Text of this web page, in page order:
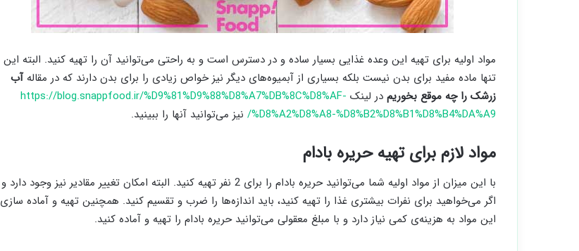
مواد اولیه برای تهیه این وعده غذایی بسیار ساده و در دسترس است و به راحتی می‌توانید آن را تهیه کنید. البته این
تنها ماده مفید برای بدن نیست بلکه بسیاری از آبمیوه‌های دیگر نیز خواص زیادی را برای بدن دارند که در مقالهآب
زرشک را چه موقع بخوریم در لینک https://blog.snappfood.ir/%D9%81%D9%88%D8%A7%DB%8C%D8%AF-
%D8%A2%D8%A8-%D8%B2%D8%B1%D8%B4%DA%A9/ نیز می‌توانید آنها را ببینید.
مواد لازم برای تهیه حریره بادام
با این میزان از مواد اولیه شما می‌توانید حریره بادام را برای 2 نفر تهیه کنید. البته امکان تغییر مقادیر نیز وجود دارد و
اگر می‌خواهید برای نفرات بیشتری غذا را تهیه کنید، باید اندازه‌ها را ضرب و تقسیم کنید. همچنین تهیه و آماده سازی
این مواد به هزینه‌ی کمی نیاز دارد و با مبلغ معقولی می‌توانید حریره بادام را تهیه و آماده کنید.